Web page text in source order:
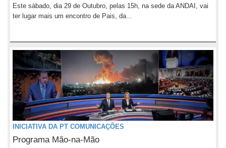
Este sábado, dia 29 de Outubro, pelas 15h, na sede da ANDAI, vai
ter lugar mais um encontro de Pais, da...
INICIATIVA DA PT COMUNICAÇÕES
Programa Mão-na-Mão